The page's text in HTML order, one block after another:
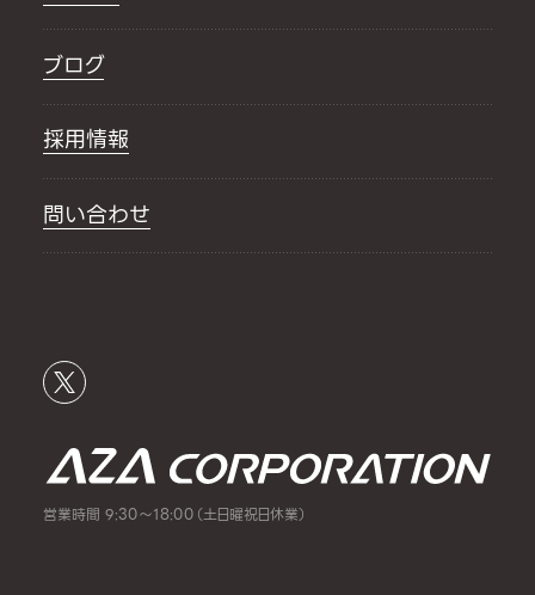
ブログ
採用情報
問い合わせ
営業時間 9:30～18:00（土日曜祝日休業）